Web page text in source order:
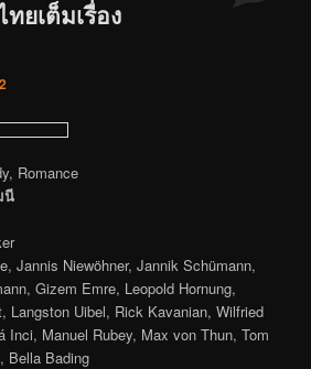
ยเต็มเรื่อง
Romance
นี
Jannis Niewöhner, Jannik Schümann,
Gizem Emre, Leopold Hornung,
Langston Uibel, Rick Kavanian, Wilfried
Inci, Manuel Rubey, Max von Thun, Tom
Bella Bading